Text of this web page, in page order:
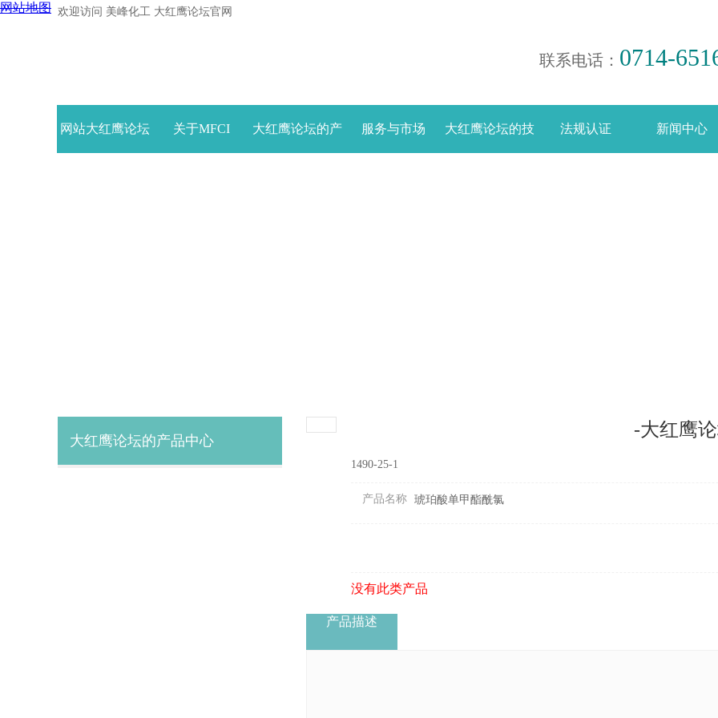
欢迎访问 美峰化工 大红鹰论坛官网
联系电话： 0714-
网站大红鹰论坛 关于MFCI 大红鹰论坛的产 服务与市场 大红鹰论坛的技 法规认证 新闻中心
大红鹰论坛的产品中心
-大红鹰
1490-25-1
产品名称 琥珀酸单甲酯酰氯
没有此类产品
产品描述
网站地图